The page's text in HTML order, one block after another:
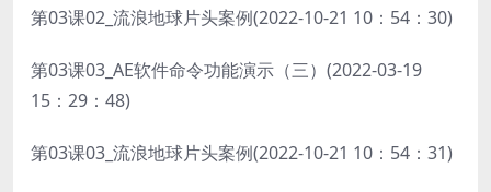
第03课02_流浪地球片头案例(2022-10-21 10：54：30)
第03课03_AE软件命令功能演示（三）(2022-03-19
15：29：48)
第03课03_流浪地球片头案例(2022-10-21 10：54：31)